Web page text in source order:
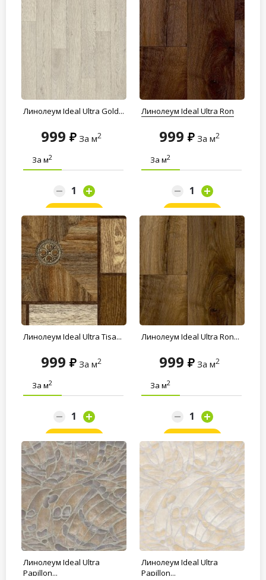
Линолеум Ideal Ultra Gold...
999 За м2
За м2
Заказать
Линолеум Ideal Ultra Ron
999 За м2
За м2
Заказать
Линолеум Ideal Ultra Tisa...
999 За м2
За м2
Заказать
Линолеум Ideal Ultra Ron...
999 За м2
За м2
Заказать
Линолеум Ideal Ultra
Papillon...
Линолеум Ideal Ultra
Papillon...